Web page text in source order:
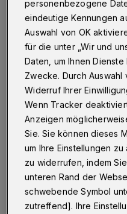
Vohwinkel
Wuppertal·Eigentlich
(9. Oktober 2019) vor
Vohwinkel eine neue
einbauen. Einen Tag vor
die WSW, dass die
verschoben werden muss.
08.10.2019 , 10:17 Uhr
personenbezogene
eindeutige Kennungen
Auswahl von OK
für die unter „Wir und
Daten, um Ihnen
Zwecke. Durch
Widerruf Ihrer
Wenn Tracker
Anzeigen
Sie. Sie können dieses
um Ihre Einstellungen
zu widerrufen, indem
unteren Rand der
schwebende Symbol
zutreffend]. Ihre